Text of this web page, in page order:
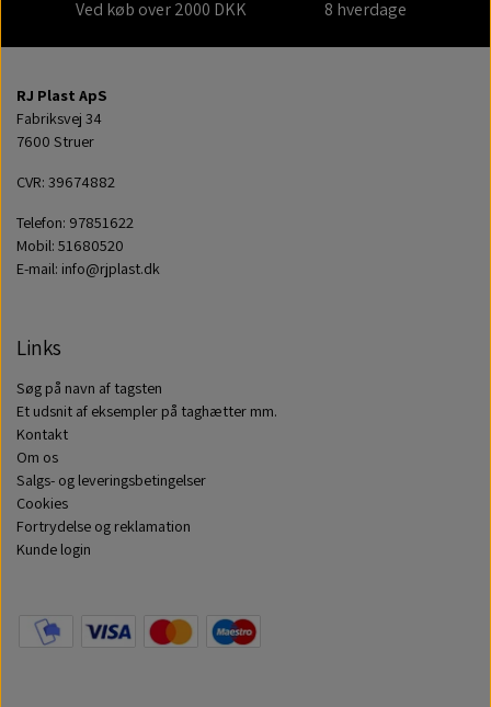
Ved køb over 2000 DKK 8 hverdage
RJ Plast ApS
Fabriksvej 34
7600 Struer
CVR: 39674882
Telefon: 97851622
Mobil: 51680520
E-mail: info@rjplast.dk
Links
Søg på navn af tagsten
Et udsnit af eksempler på taghætter mm.
Kontakt
Om os
Salgs- og leveringsbetingelser
Cookies
Fortrydelse og reklamation
Kunde login